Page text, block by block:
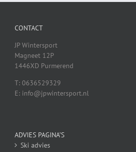
CONTACT
JP Wintersport
Magneet 12P
1446XD Purmerend
T: 0636529329
E: info@jpwintersport.nl
ADVIES PAGINA’S
Ski advies